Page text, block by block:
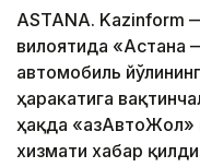
ASTANA.
вилоятида «Астана
автомобиль
ҳаракатига
ҳақда
хизмати хабар